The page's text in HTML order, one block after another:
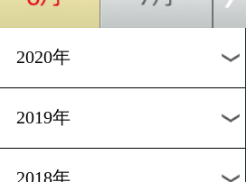
過去のニュース
2026年
2025年